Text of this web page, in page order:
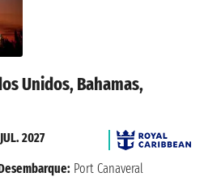
Unidos, Bahamas,
2027
Port Canaveral